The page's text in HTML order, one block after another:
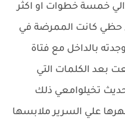
خمسة خطوات او اكثر
حظي كانت الممرضة في
بالداخل مع فتاة
الكلمات التي
تخيلوامعي ذلك
علي السرير ملابسها